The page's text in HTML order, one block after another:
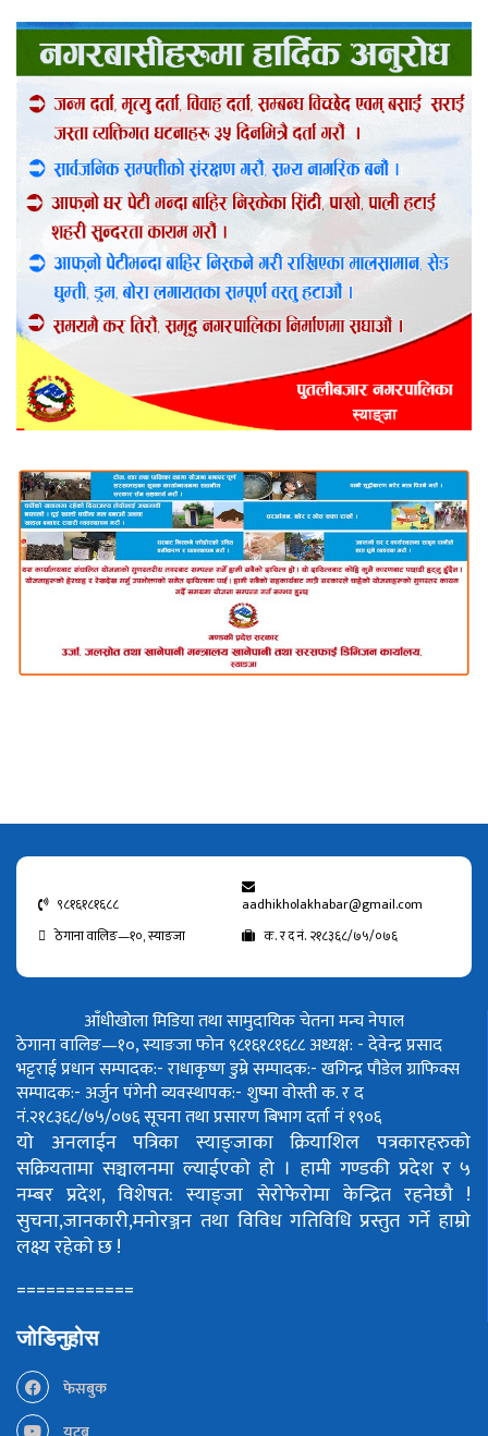
९८१६१८१६८८
aadhikholakhabar@gmail.com
ठेगाना वालिङ—१०, स्याङजा
क. र द नं. २१८३६८/७५/०७६
आँधीखोला मिडिया तथा सामुदायिक चेतना मन्च नेपाल
ठेगाना वालिङ—१०, स्याङजा फोन ९८१६१८१६८८अध्यक्ष: - देवेन्द्र प्रसाद
भट्टराईप्रधान सम्पादक:- राधाकृष्ण डुम्रेसम्पादक:- खगिन्द्र पौडेलग्राफिक्स
सम्पादक:- अर्जुन पंगेनीव्यवस्थापक:- शुष्मा वोस्तीक. र द
नं.२१८३६८/७५/०७६सूचना तथा प्रसारण बिभाग दर्ता नं १९०६
यो अनलाईन पत्रिका स्याङ्जाका क्रियाशिल पत्रकारहरुको
सक्रियतामा सञ्चालनमा ल्याईएको हो । हामी गण्डकी प्रदेश र ५
नम्बर प्रदेश, विशेषत: स्याङ्जा सेरोफेरोमा केन्द्रित रहनेछौ !
सुचना,जानकारी,मनोरञ्जन तथा विविध गतिविधि प्रस्तुत गर्ने हाम्रो
लक्ष्य रहेको छ !
============
जोडिनुहोस
फेसबुक